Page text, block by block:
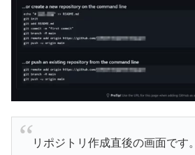
リポジトリ作成直後の画面です。